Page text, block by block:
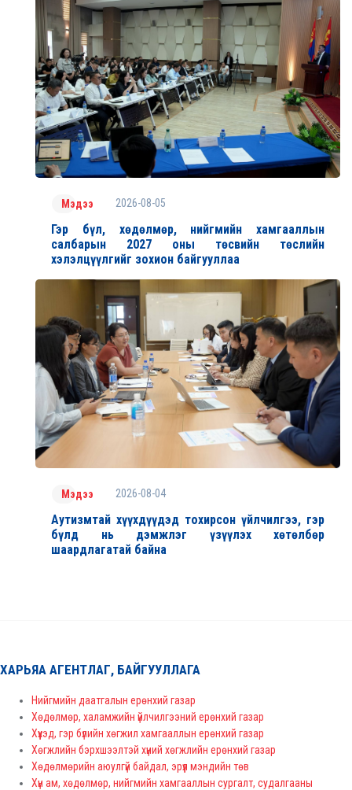
Мэдээ 2026-08-05
Гэр бүл, хөдөлмөр, нийгмийн хамгааллын
салбарын 2027 оны төсвийн төслийн
хэлэлцүүлгийг зохион байгууллаа
Мэдээ 2026-08-04
Аутизмтай хүүхдүүдэд тохирсон үйлчилгээ, гэр
бүлд нь дэмжлэг үзүүлэх хөтөлбөр
шаардлагатай байна
ХАРЬЯА АГЕНТЛАГ, БАЙГУУЛЛАГА
Нийгмийн даатгалын ерөнхий газар
Хөдөлмөр, халамжийн үйлчилгээний ерөнхий газар
Хүүхэд, гэр бүлийн хөгжил хамгааллын ерөнхий газар
Хөгжлийн бэрхшээлтэй хүний хөгжлийн ерөнхий газар
Хөдөлмөрийн аюулгүй байдал, эрүүл мэндийн төв
Хүн ам, хөдөлмөр, нийгмийн хамгааллын сургалт, судалгааны